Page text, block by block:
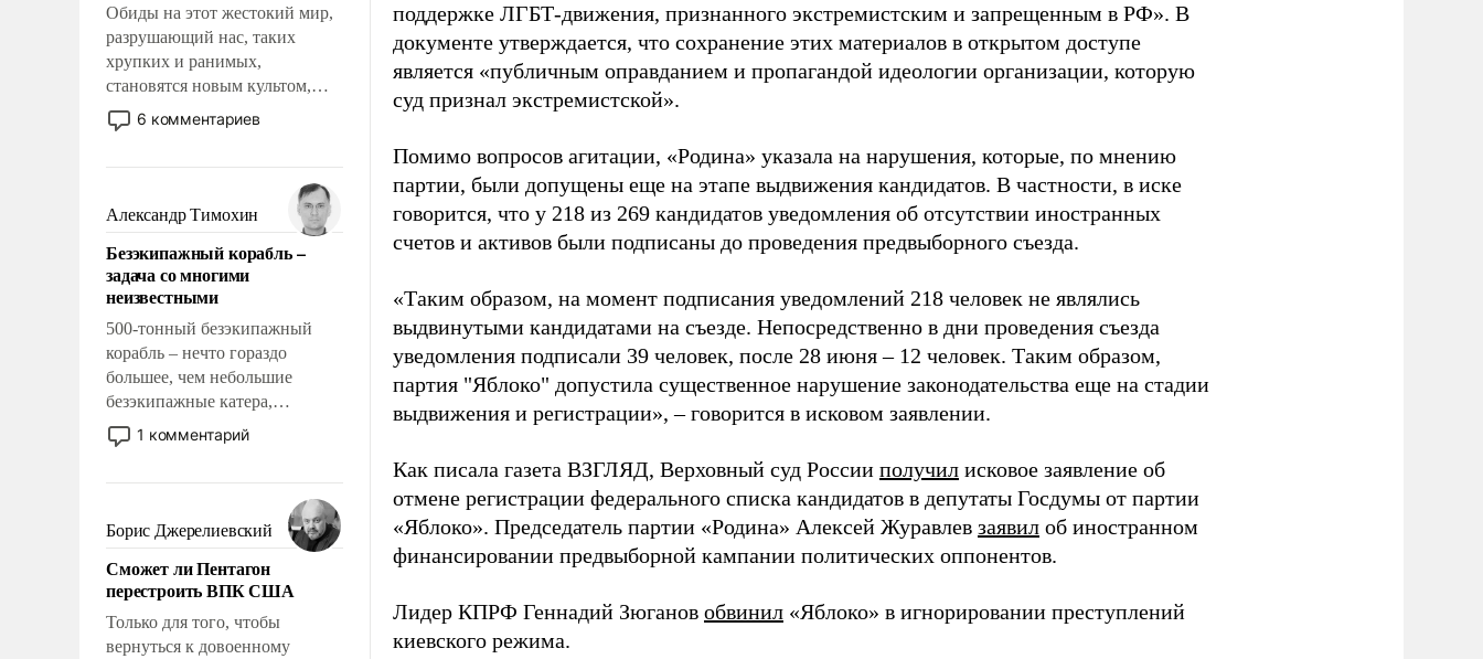
Обиды на этот жестокий мир,
разрушающий нас, таких
хрупких и ранимых,
становятся новым культом,
постепенно вытесняя и
отменяя традиционное
мужественным и твердым под
ударами судьбы, брать на себя
ответственность, помогать
слабым, идти вперед и
адаптироваться.
6 комментариев
Александр Тимохин
Безэкипажный корабль –
задача со многими
неизвестными
500-тонный безэкипажный
корабль – нечто гораздо
большее, чем небольшие
безэкипажные катера,
применение которых уже
стало обыденностью. Задача по
сложна и амбициозна. Однако
и ее реализация радикально
поднимет наши боевые
возможности.
1 комментарий
Борис Джерелиевский
Сможет ли Пентагон
перестроить ВПК США
Только для того, чтобы
вернуться к довоенному
поддержке ЛГБТ-движения, признанного экстремистским и запрещенным в РФ». В
документе утверждается, что сохранение этих материалов в открытом доступе
является «публичным оправданием и пропагандой идеологии организации, которую
суд признал экстремистской».
Помимо вопросов агитации, «Родина» указала на нарушения, которые, по мнению
партии, были допущены еще на этапе выдвижения кандидатов. В частности, в иске
говорится, что у 218 из 269 кандидатов уведомления об отсутствии иностранных
счетов и активов были подписаны до проведения предвыборного съезда.
«Таким образом, на момент подписания уведомлений 218 человек не являлись
выдвинутыми кандидатами на съезде. Непосредственно в дни проведения съезда
уведомления подписали 39 человек, после 28 июня – 12 человек. Таким образом,
партия "Яблоко" допустила существенное нарушение законодательства еще на стадии
выдвижения и регистрации», – говорится в исковом заявлении.
Как писала газета ВЗГЛЯД, Верховный суд России получил исковое заявление об
отмене регистрации федерального списка кандидатов в депутаты Госдумы от партии
«Яблоко». Председатель партии «Родина» Алексей Журавлев заявил об иностранном
финансировании предвыборной кампании политических оппонентов.
Лидер КПРФ Геннадий Зюганов обвинил «Яблоко» в игнорировании преступлений
киевского режима.